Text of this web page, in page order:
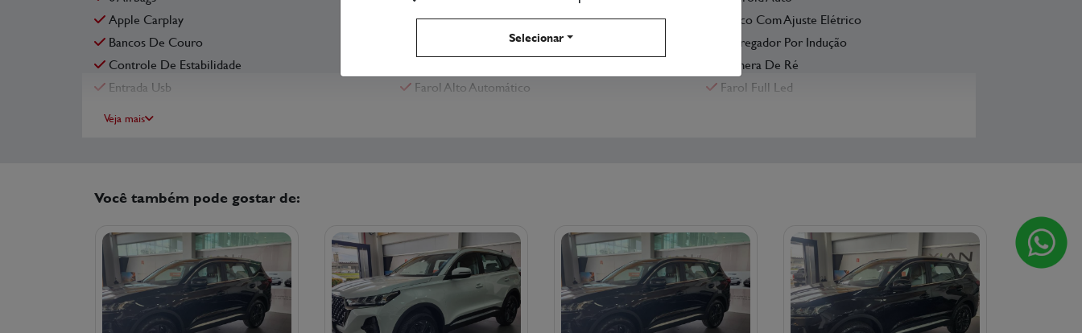
Apple Carplay
Ar Condicionado Digital
Banco Com Ajuste Elétrico
Bancos De Couro
Carregador Por Indução
Controle De Estabilidade
Câmera De Ré
Entrada Usb
Farol Alto Automático Farol Full Led
Veja mais
Você também pode gostar de:
Selecionar